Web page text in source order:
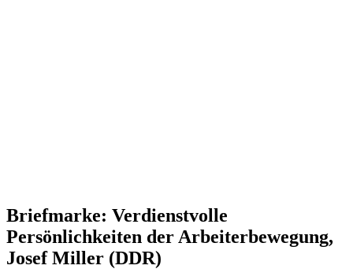
Briefmarke: Verdienstvolle
Persönlichkeiten der Arbeiterbewegung,
Josef Miller (DDR)